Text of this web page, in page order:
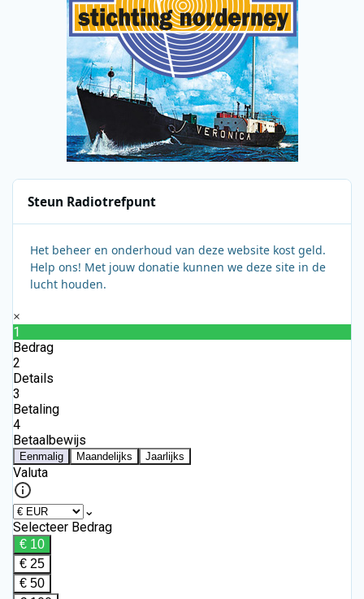
Steun Radiotrefpunt
Het beheer en onderhoud van deze website kost geld.
Help ons! Met jouw donatie kunnen we deze site in de
lucht houden.